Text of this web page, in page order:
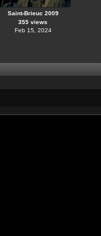
Saint-Brieuc 2009
355 views
Feb 15, 2024